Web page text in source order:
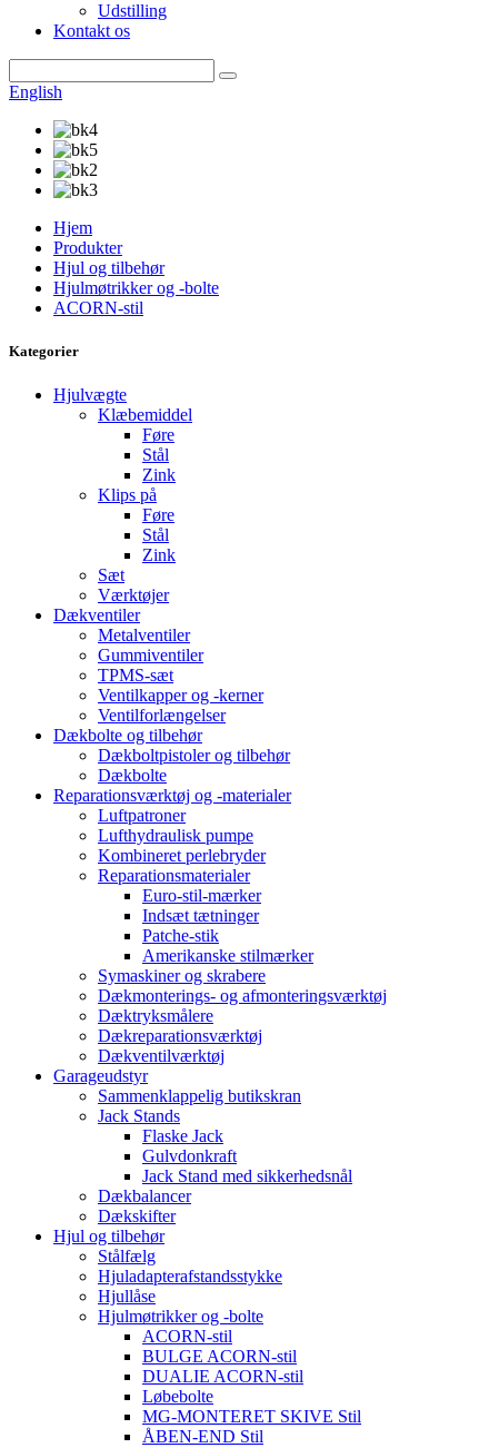
Udstilling
Kontakt os
English
Hjem
Produkter
Hjul og tilbehør
Hjulmøtrikker og -bolte
ACORN-stil
Kategorier
Hjulvægte
Klæbemiddel
Føre
Stål
Zink
Klips på
Føre
Stål
Zink
Sæt
Værktøjer
Dækventiler
Metalventiler
Gummiventiler
TPMS-sæt
Ventilkapper og -kerner
Ventilforlængelser
Dækbolte og tilbehør
Dækboltpistoler og tilbehør
Dækbolte
Reparationsværktøj og -materialer
Luftpatroner
Lufthydraulisk pumpe
Kombineret perlebryder
Reparationsmaterialer
Euro-stil-mærker
Indsæt tætninger
Patche-stik
Amerikanske stilmærker
Symaskiner og skrabere
Dækmonterings- og afmonteringsværktøj
Dæktryksmålere
Dækreparationsværktøj
Dækventilværktøj
Garageudstyr
Sammenklappelig butikskran
Jack Stands
Flaske Jack
Gulvdonkraft
Jack Stand med sikkerhedsnål
Dækbalancer
Dækskifter
Hjul og tilbehør
Stålfælg
Hjuladapterafstandsstykke
Hjullåse
Hjulmøtrikker og -bolte
ACORN-stil
BULGE ACORN-stil
DUALIE ACORN-stil
Løbebolte
MG-MONTERET SKIVE Stil
ÅBEN-END Stil